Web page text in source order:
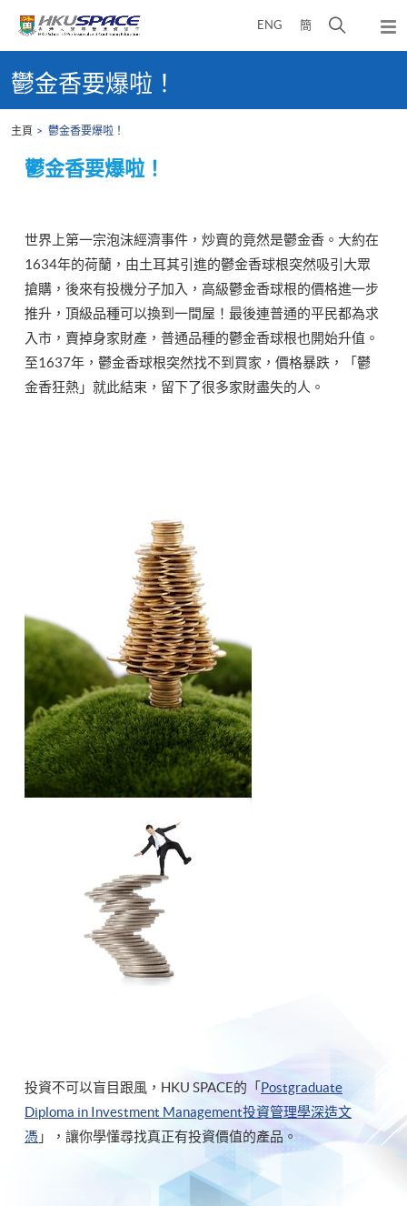
ENG 簡
開
彈
出
單
content
start鬱金香要爆啦！
主頁 鬱金香要爆啦！
鬱金香要爆啦！
世界上第一宗泡沫經濟事件，炒賣的竟然是鬱金香。大約在
1634年的荷蘭，由土耳其引進的鬱金香球根突然吸引大眾
搶購，後來有投機分子加入，高級鬱金香球根的價格進一步
推升，頂級品種可以換到一間屋！最後連普通的平民都為求
入市，賣掉身家財產，普通品種的鬱金香球根也開始升值。
至1637年，鬱金香球根突然找不到買家，價格暴跌，「鬱
金香狂熱」就此結束，留下了很多家財盡失的人。
投資不可以盲目跟風，HKU SPACE的「 Postgraduate
Diploma in Investment Management投資管理學深造文
憑 」，讓你學懂尋找真正有投資價值的產品。